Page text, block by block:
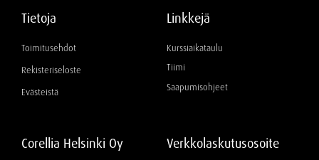
Tietoja
Toimitusehdot
Rekisteriseloste
Evästeistä
Linkkejä
Kurssiaikataulu
Tiimi
Saapumisohjeet
Corellia Helsinki Oy Verkkolaskutusosoite